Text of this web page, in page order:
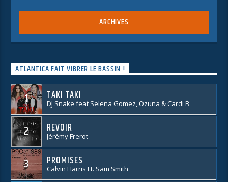
ARCHIVES
ATLANTICA FAIT VIBRER LE BASSIN !
1 TAKI TAKI
DJ Snake feat Selena Gomez, Ozuna & Cardi B
2 REVOIR
Jérémy Frerot
3 PROMISES
Calvin Harris Ft. Sam Smith